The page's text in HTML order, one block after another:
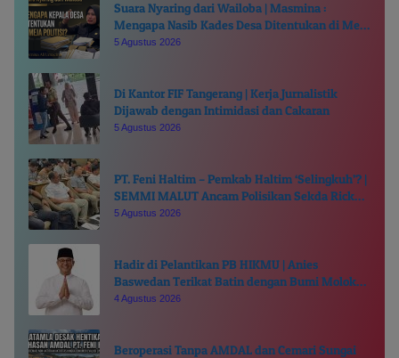
Suara Nyaring dari Wailoba | Masmina :
Mengapa Nasib Kades Desa Ditentukan di Meja
Politisi?
5 Agustus 2026
Di Kantor FIF Tangerang | Kerja Jurnalistik
Dijawab dengan Intimidasi dan Cakaran
5 Agustus 2026
PT. Feni Haltim – Pemkab Haltim ‘Selingkuh’? |
SEMMI MALUT Ancam Polisikan Sekda Ricky
Chairul Richfat
5 Agustus 2026
Hadir di Pelantikan PB HIKMU | Anies
Baswedan Terikat Batin dengan Bumi Moloku
Kie Raha
4 Agustus 2026
Beroperasi Tanpa AMDAL dan Cemari Sungai